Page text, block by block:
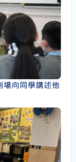
場向同學講述他